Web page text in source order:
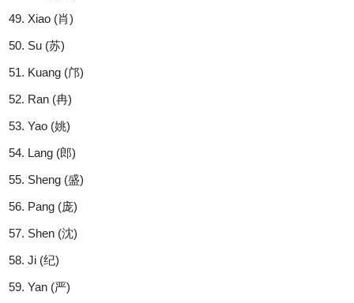
Xiao (肖)
Su (苏)
Kuang (邝)
Ran (冉)
Yao (姚)
Lang (郎)
Sheng (盛)
Pang (庞)
Shen (沈)
Ji (纪)
Yan (严)